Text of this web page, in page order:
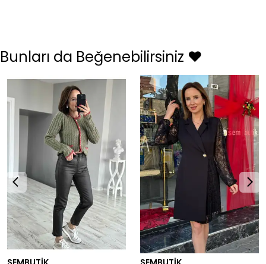
Bunları da Beğenebilirsiniz ❤️